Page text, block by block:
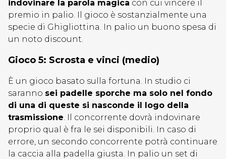
indovinare la parola magica con cui vincere il
premio in palio. Il gioco è sostanzialmente una
specie di Ghigliottina. In palio un buono spesa di
un noto discount.
Gioco 5: Scrosta e vinci (medio)
È un gioco basato sulla fortuna. In studio ci
saranno sei padelle sporche ma solo nel fondo
di una di queste si nasconde il logo della
trasmissione . Il concorrente dovrà indovinare
proprio qual è fra le sei disponibili. In caso di
errore, un secondo concorrente potrà continuare
la caccia alla padella giusta. In palio un set di